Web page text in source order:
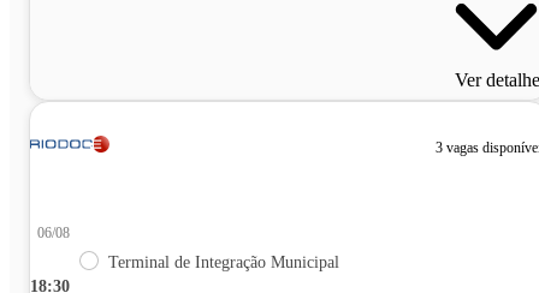
Ver
3 vagas
18:30
06/08
Terminal de Integração Municipal